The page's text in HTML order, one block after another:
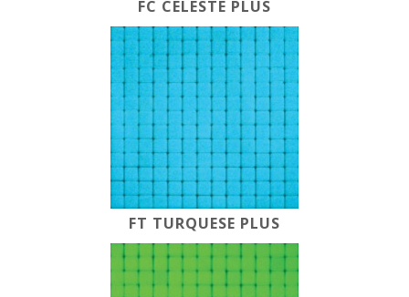
FC CELESTE PLUS
FT TURQUESE PLUS